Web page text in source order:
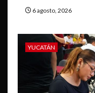
6 agosto, 2026
YUCATÁN